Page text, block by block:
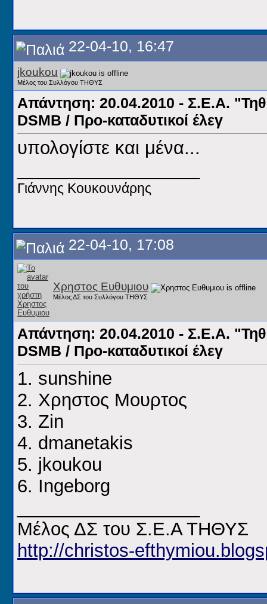
22-04-10, 16:47
jkoukou
Μέλος του Συλλόγου ΤΗΘΥΣ
Απάντηση: 20.04.2010 - Σ.Ε.Α.
DSMB / Προ-καταδυτικοί έλεγ
υπολογίστε και μένα...
Γιάννης Κουκουνάρης
22-04-10, 17:08
Χρηστος Ευθυμιου
Μέλος ΔΣ του Συλλόγου ΤΗΘΥΣ
Απάντηση: 20.04.2010 - Σ.Ε.Α.
DSMB / Προ-καταδυτικοί έλεγ
1. sunshine
2. Χρηστος Μουρτος
3. Ζin
4. dmanetakis
5. jkoukou
6. Ingeborg
Μέλος ΔΣ του Σ.Ε.Α ΤΗΘΥΣ
http://christos-